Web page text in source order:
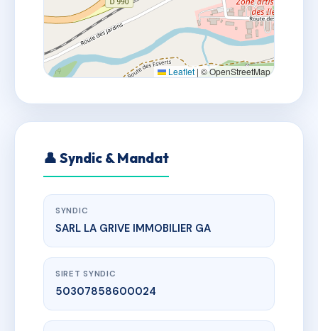
Leaflet | © OpenStreetMap
👤 Syndic & Mandat
SYNDIC
SARL LA GRIVE IMMOBILIER GA
SIRET SYNDIC
50307858600024